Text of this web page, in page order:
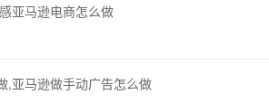
亚马逊电商怎么做
,亚马逊做手动广告怎么做